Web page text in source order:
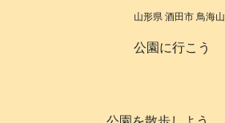
山形県 酒田市 鳥海山
公園に行こう